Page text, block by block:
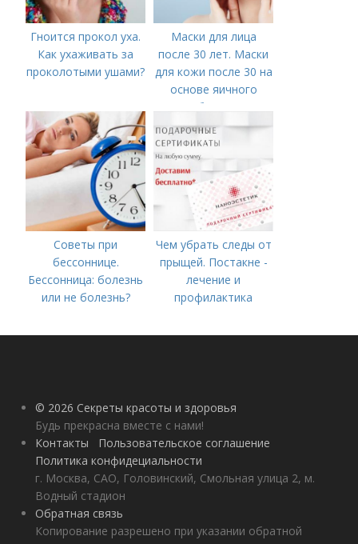
Гноится прокол уха.
Как ухаживать за
проколотыми ушами?
Маски для лица
после 30 лет. Маски
для кожи после 30 на
основе яичного
белка
Советы при
бессоннице.
Бессонница: болезнь
или не болезнь?
Чем убрать следы от
прыщей. Постакне -
лечение и
профилактика
© 2026 Секреты красоты и здоровья
Будь прекрасна вместе с нами!
Контакты
Пользовательское соглашение
Политика конфидециальности
г. Москва, САО, Головинский, Смольная улица 2, м.
Водный стадион
Обратная связь
Копирование разрешено при указании обратной